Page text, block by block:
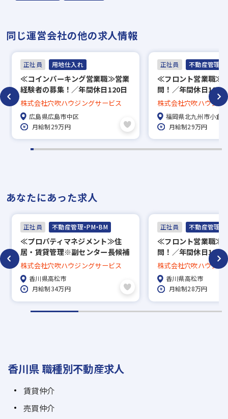
▼
内定
※入社時期は相談に応じます。
※現在、在職中の方も積極的にご応募くださ
い。応募の秘密は厳守いたします。
同じ運営会社の他の求人情報
正社員 用地仕入れ
≪コインパーキング営業職≫営業
経験者の募集！／年間休日120日
×土日祝休／フレックスタイム制
／働きやすい環境あり
株式会社穴吹ハウジングサービス
広島県広島市中区
月給制29万円
正社員 不動産管理・
≪フロント営業職≫
問！／年間休日120
休み／フレックスタ
やすい環境あり
株式会社穴吹ハウジン
福岡県北九州市小倉
月給制29万円
あなたにあった求人
正社員 不動産管理・PM・BM
≪プロパティマネジメント≫住
居・賃貸管理※副センター長候補
／年間休日120日×土日祝休／フ
レックスタイム制／働きやすい環
境あり
株式会社穴吹ハウジングサービス
香川県高松市
月給制34万円
正社員 不動産管理・
≪フロント営業職≫
問！／年間休日120
休み／フレックスタ
やすい環境あり
株式会社穴吹ハウジン
香川県高松市
月給制28万円
香川県 職種別不動産求人
賃貸仲介
売買仲介